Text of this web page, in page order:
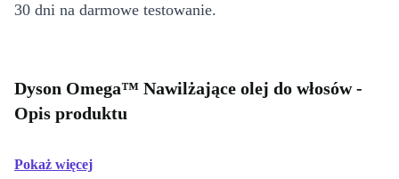
30 dni na darmowe testowanie.
Dyson Omega™ Nawilżające olej do włosów -
Opis produktu
Pokaż więcej